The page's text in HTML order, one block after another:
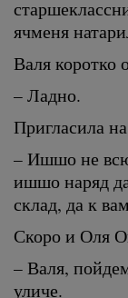
ячменя
Валя коротко
– Ладно.
Пригласила
– Ишшо не
ишшо наряд
склад, да к
Скоро и Оля
– Валя,
уличе.